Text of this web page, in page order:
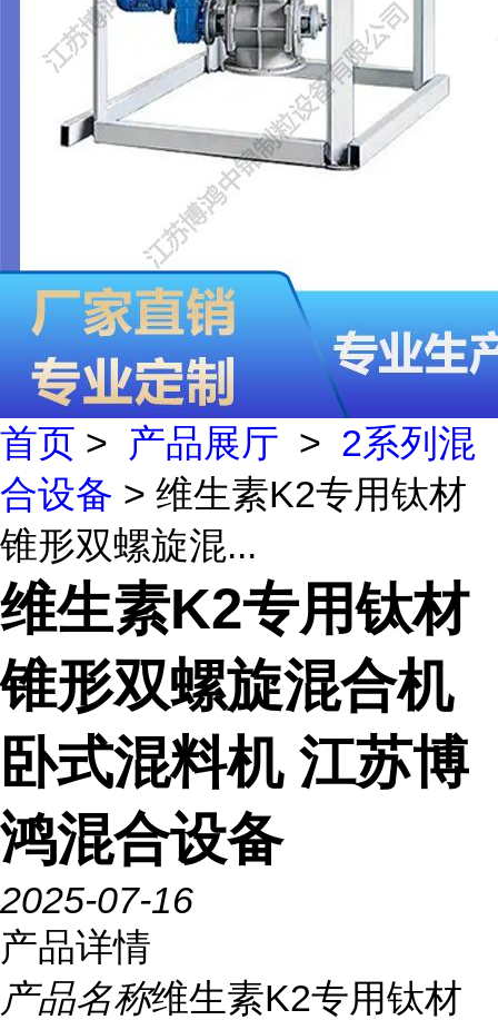
首页 > 产品展厅 > 2系列混
合设备 > 维生素K2专用钛材
锥形双螺旋混...
维生素K2专用钛材
锥形双螺旋混合机
卧式混料机 江苏博
鸿混合设备
2025-07-16
产品详情
产品名称维生素K2专用钛材